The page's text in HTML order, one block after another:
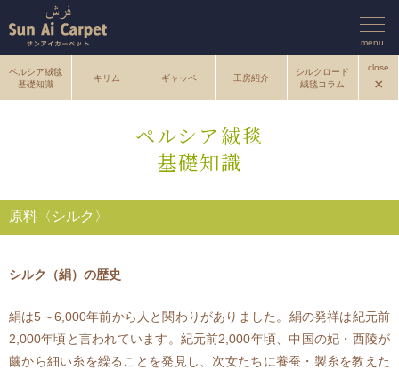
menu
ペルシア絨毯
基礎知識
キリム ギャッベ 工房紹介
シルクロード
絨毯コラム
close
×
ペルシア絨毯
基礎知識
原料〈シルク〉
シルク（絹）の歴史
絹は5～6,000年前から人と関わりがありました。絹の発祥は紀元前
2,000年頃と言われています。紀元前2,000年頃、中国の妃・西陵が
繭から細い糸を繰ることを発見し、次女たちに養蚕・製糸を教えた